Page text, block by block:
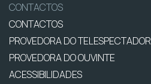
CONTACTOS
CONTACTOS
PROVEDORA DO TELESPECTADOR
PROVEDORA DO OUVINTE
ACESSIBILIDADES